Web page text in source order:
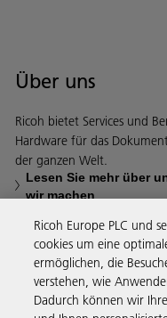
Über uns
Ricoh bietet Services und
Hardware für das
der ganzen Welt.
Lesen Sie mehr über
wir machen
Business
Ricoh Europe PLC und
cookies um eine
ermöglichen, die
verstehen, wie
Dadurch können wir